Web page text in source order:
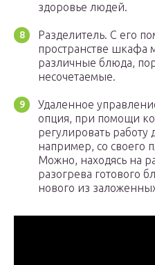
здоровье людей.
Разделитель. С его
пространстве шкафа
различные блюда,
несочетаемые.
Удаленное
опция, при помощи
регулировать работу
например, со своего
Можно, находясь на
разогрева готового
нового из